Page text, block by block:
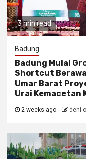
3 min read
Badung
Badung Mulai
Shortcut
Umar Barat
Urai Kemacetan
2 weeks ago deni